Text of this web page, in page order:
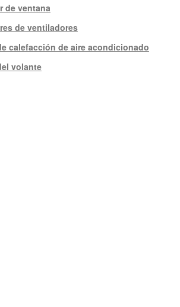
de ventana
de ventiladores
calefacción de aire acondicionado
volante